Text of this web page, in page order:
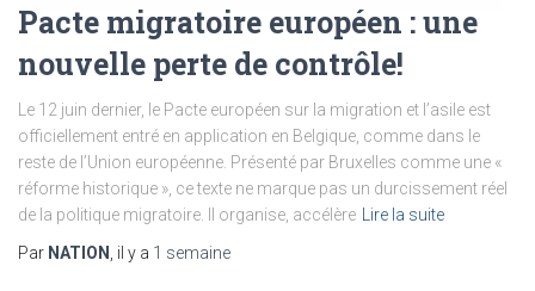
Pacte migratoire européen : une
nouvelle perte de contrôle!
Le 12 juin dernier, le Pacte européen sur la migration et l’asile est
officiellement entré en application en Belgique, comme dans le
reste de l’Union européenne. Présenté par Bruxelles comme une «
réforme historique », ce texte ne marque pas un durcissement réel
de la politique migratoire. Il organise, accélère
Lire la suite
Par NATION , il y a 1 semaine